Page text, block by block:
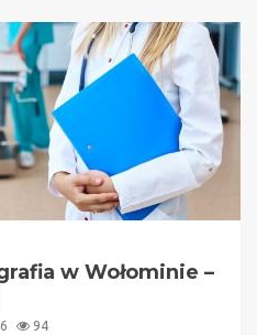
w Wołominie –
94